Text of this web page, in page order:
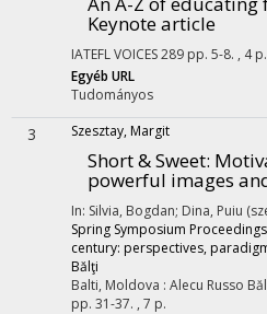
Keynote article
IATEFL VOICES289 pp. 5-8. , 4 p.
Egyéb URL
Tudományos
3 Szesztay, Margit
Short & Sweet:
powerful images
In: Silvia, Bogdan; Dina, Puiu
Spring Symposium
century: perspectives,
Bălţi
Balti, Moldova : Alecu Russo
pp. 31-37. , 7 p.